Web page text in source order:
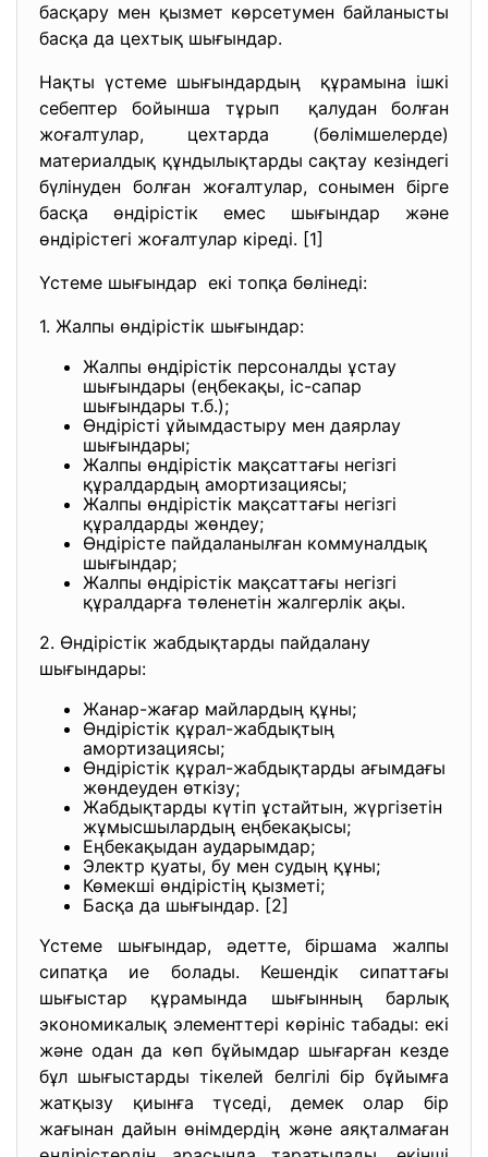
басқару мен қызмет көрсетумен байланысты
басқа да цехтық шығындар.
Нақты үстеме шығындардың құрамына ішкі
себептер бойынша тұрып қалудан болған
жоғалтулар, цехтарда (бөлімшелерде)
материалдық құндылықтарды сақтау кезіндегі
бүлінуден болған жоғалтулар, сонымен бірге
басқа өндірістік емес шығындар және
өндірістегі жоғалтулар кіреді. [1]
Үстеме шығындар екі топқа бөлінеді:
1. Жалпы өндірістік шығындар:
Жалпы өндірістік персоналды ұстау
шығындары (еңбекақы, іс-сапар
шығындары т.б.);
Өндірісті ұйымдастыру мен даярлау
шығындары;
Жалпы өндірістік мақсаттағы негізгі
құралдардың амортизациясы;
Жалпы өндірістік мақсаттағы негізгі
құралдарды жөндеу;
Өндірісте пайдаланылған коммуналдық
шығындар;
Жалпы өндірістік мақсаттағы негізгі
құралдарға төленетін жалгерлік ақы.
2. Өндірістік жабдықтарды пайдалану
шығындары:
Жанар-жағар майлардың құны;
Өндірістік құрал-жабдықтың
амортизациясы;
Өндірістік құрал-жабдықтарды ағымдағы
жөндеуден өткізу;
Жабдықтарды күтіп ұстайтын, жүргізетін
жұмысшылардың еңбекақысы;
Еңбекақыдан аударымдар;
Электр қуаты, бу мен судың құны;
Көмекші өндірістің қызметі;
Басқа да шығындар. [2]
Үстеме шығындар, әдетте, біршама жалпы
сипатқа ие болады. Кешендік сипаттағы
шығыстар құрамында шығынның барлық
экономикалық элементтері көрініс табады: екі
және одан да көп бұйымдар шығарған кезде
бұл шығыстарды тікелей белгілі бір бұйымға
жатқызу қиынға түседі, демек олар бір
жағынан дайын өнімдердің және аяқталмаған